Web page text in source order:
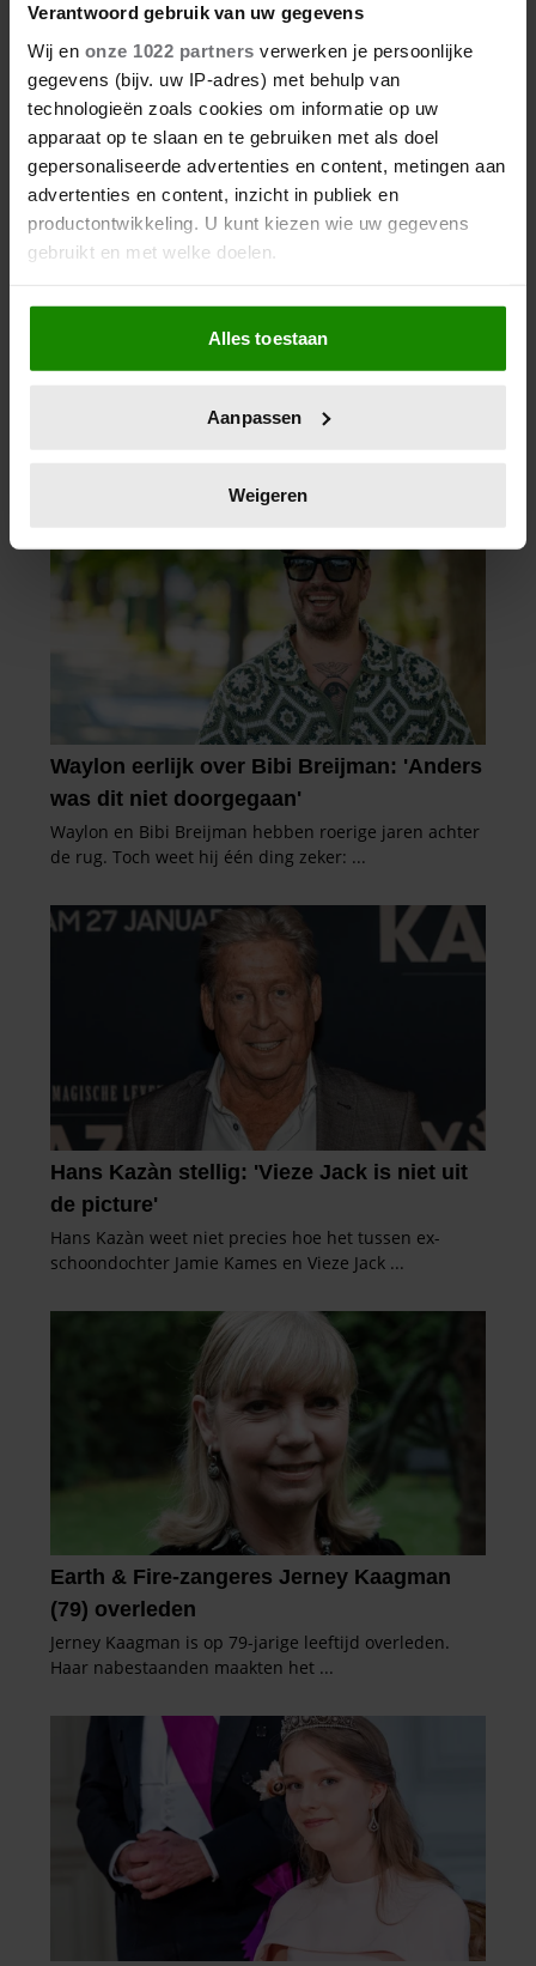
Verantwoord gebruik van uw gegevens
Wij en onze 1022 partners verwerken je persoonlijke
gegevens (bijv. uw IP-adres) met behulp van
technologieën zoals cookies om informatie op uw
apparaat op te slaan en te gebruiken met als doel
gepersonaliseerde advertenties en content, metingen aan
advertenties en content, inzicht in publiek en
productontwikkeling. U kunt kiezen wie uw gegevens
gebruikt en met welke doelen.
Als u het toestaat, willen we ook graag:
Informatie verzamelen over uw geografische
locatie, die tot een paar meter nauwkeurig kan zijn
scannen op specifieke eigenschappen (fingerprinting)
verwerkt en stel uw voorkeuren in het
intrekken in de Cookieverklaring.
We gebruiken cookies om content en advertenties te
personaliseren, om functies voor social media te bieden
en om ons websiteverkeer te analyseren. Ook delen we
informatie over uw gebruik van onze site met onze
partners voor social media, adverteren en analyse. Deze
partners kunnen deze gegevens combineren met andere
informatie die u aan ze heeft verstrekt of die ze hebben
verzameld op basis van uw gebruik van hun services. U
gaat akkoord met onze cookies als u onze website blijft
gebruiken.
Alles toestaan
Aanpassen
Weigeren